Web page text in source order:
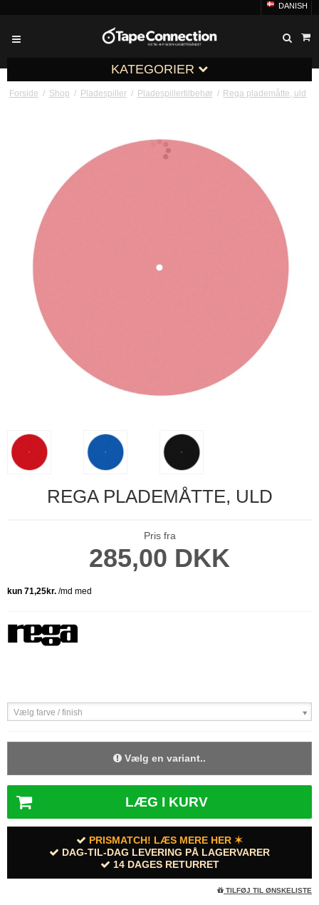
DANISH
KATEGORIER
Forside / Shop / Pladespiller / Pladespillertilbehør / Rega plademåtte, uld
REGA PLADEMÅTTE, ULD
Pris fra
285,00 DKK
Vælg farve / finish
Vælg en variant..
LÆG I KURV
PRISMATCH! LÆS MERE HER ✶
DAG-TIL-DAG LEVERING PÅ LAGERVARER
14 DAGES RETURRET
TILFØJ TIL ØNSKELISTE